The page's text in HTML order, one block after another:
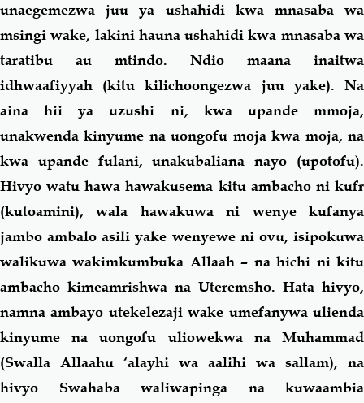
unaegemezwa juu ya ushahidi kwa mnasaba wa
msingi wake, lakini hauna ushahidi kwa mnasaba wa
taratibu au mtindo. Ndio maana inaitwa
idhwaafiyyah (kitu kilichoongezwa juu yake). Na
aina hii ya uzushi ni, kwa upande mmoja,
unakwenda kinyume na uongofu moja kwa moja, na
kwa upande fulani, unakubaliana nayo (upotofu).
Hivyo watu hawa hawakusema kitu ambacho ni kufr
(kutoamini), wala hawakuwa ni wenye kufanya
jambo ambalo asili yake wenyewe ni ovu, isipokuwa
walikuwa wakimkumbuka Allaah – na hichi ni kitu
ambacho kimeamrishwa na Uteremsho. Hata hivyo,
namna ambayo utekelezaji wake umefanywa ulienda
kinyume na uongofu uliowekwa na Muhammad
(Swalla Allaahu ‘alayhi wa aalihi wa sallam), na
hivyo Swahaba waliwapinga na kuwaambia